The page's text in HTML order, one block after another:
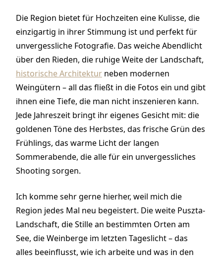
Die Region bietet für Hochzeiten eine Kulisse, die
einzigartig in ihrer Stimmung ist und perfekt für
unvergessliche Fotografie. Das weiche Abendlicht
über den Rieden, die ruhige Weite der Landschaft,
historische Architektur neben modernen
Weingütern – all das fließt in die Fotos ein und gibt
ihnen eine Tiefe, die man nicht inszenieren kann.
Jede Jahreszeit bringt ihr eigenes Gesicht mit: die
goldenen Töne des Herbstes, das frische Grün des
Frühlings, das warme Licht der langen
Sommerabende, die alle für ein unvergessliches
Shooting sorgen.
Ich komme sehr gerne hierher, weil mich die
Region jedes Mal neu begeistert. Die weite Puszta-
Landschaft, die Stille an bestimmten Orten am
See, die Weinberge im letzten Tageslicht – das
alles beeinflusst, wie ich arbeite und was in den